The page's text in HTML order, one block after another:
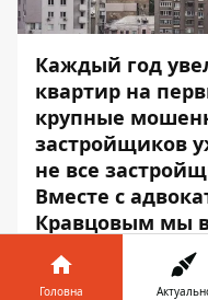
Каждый год
квартир на
крупные
застройщиков
не все
Вместе с
Кравцовым мы
проверить
самостоятельно.
Головна